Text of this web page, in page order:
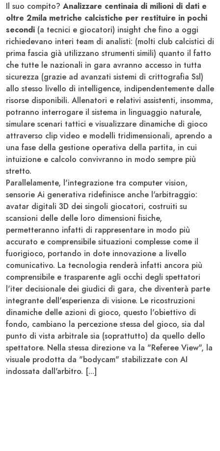
Il suo compito? Analizzare centinaia di milioni di dati e
oltre 2mila metriche calcistiche per restituire in pochi
secondi (a tecnici e giocatori) insight che fino a oggi
richiedevano interi team di analisti: (molti club calcistici di
prima fascia già utilizzano strumenti simili) quanto il fatto
che tutte le nazionali in gara avranno accesso in tutta
sicurezza (grazie ad avanzati sistemi di crittografia Ssl)
allo stesso livello di intelligence, indipendentemente dalle
risorse disponibili. Allenatori e relativi assistenti, insomma,
potranno interrogare il sistema in linguaggio naturale,
simulare scenari tattici e visualizzare dinamiche di gioco
attraverso clip video e modelli tridimensionali, aprendo a
una fase della gestione operativa della partita, in cui
intuizione e calcolo convivranno in modo sempre più
stretto.
Parallelamente, l'integrazione tra computer vision,
sensorie Ai generativa ridefinisce anche l'arbitraggio:
avatar digitali 3D dei singoli giocatori, costruiti su
scansioni delle delle loro dimensioni fisiche,
permetteranno infatti di rappresentare in modo più
accurato e comprensibile situazioni complesse come il
fuorigioco, portando in dote innovazione a livello
comunicativo. La tecnologia renderà infatti ancora più
comprensibile e trasparente agli occhi degli spettatori
l'iter decisionale dei giudici di gara, che diventerà parte
integrante dell'esperienza di visione. Le ricostruzioni
dinamiche delle azioni di gioco, questo l'obiettivo di
fondo, cambiano la percezione stessa del gioco, sia dal
punto di vista arbitrale sia (soprattutto) da quello dello
spettatore. Nella stessa direzione va la "Referee View", la
visuale prodotta da "bodycam" stabilizzate con AI
indossata dall'arbitro. [...]